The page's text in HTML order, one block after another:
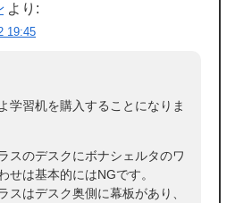
より:
19:45
学習机を購入することになりま
スのデスクにボナシェルタのワ
せは基本的にはNGです。
スはデスク奥側に幕板があり、